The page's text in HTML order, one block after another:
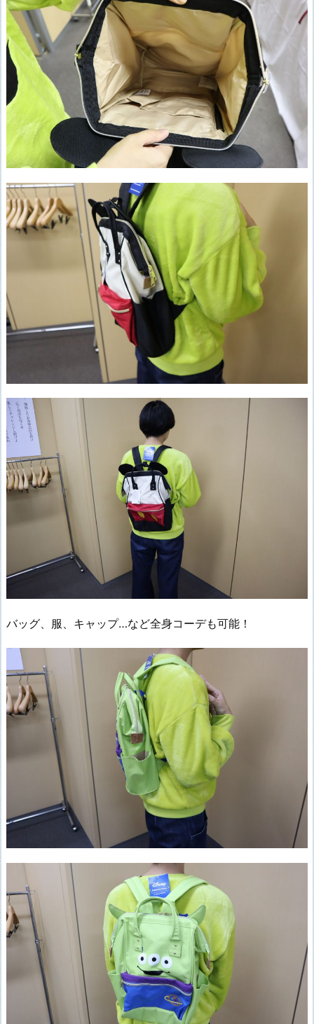
バッグ、服、キャップ…など全身コーデも可能！